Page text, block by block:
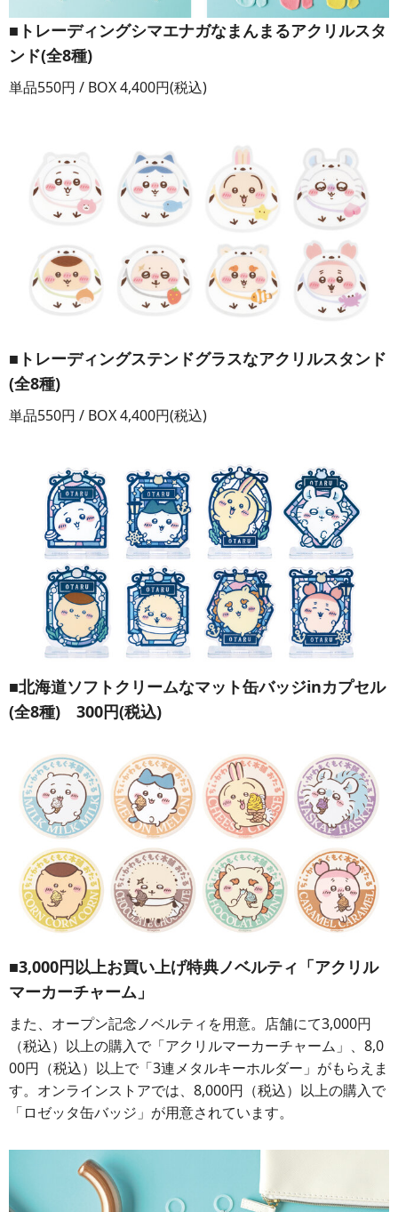
■トレーディングシマエナガなまんまるアクリルスタ
ンド(全8種)
単品550円 / BOX 4,400円(税込)
■トレーディングステンドグラスなアクリルスタンド
(全8種)
単品550円 / BOX 4,400円(税込)
■北海道ソフトクリームなマット缶バッジinカプセル
(全8種) 300円(税込)
■3,000円以上お買い上げ特典ノベルティ「アクリル
マーカーチャーム」
また、オープン記念ノベルティを用意。店舗にて3,000円
（税込）以上の購入で「アクリルマーカーチャーム」、8,0
00円（税込）以上で「3連メタルキーホルダー」がもらえま
す。オンラインストアでは、8,000円（税込）以上の購入で
「ロゼッタ缶バッジ」が用意されています。